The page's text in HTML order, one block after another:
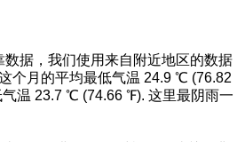
据，我们使用来自附近地区的数据
个月的平均最低气温 24.9 ℃ (76.82
温 23.7 ℃ (74.66 ℉). 这里最阴雨一